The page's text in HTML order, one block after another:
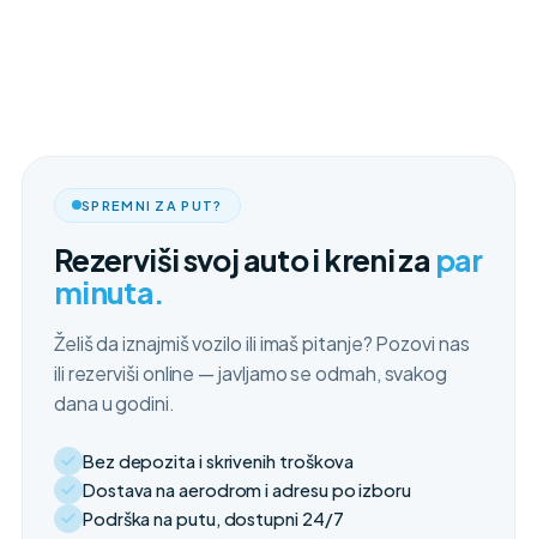
SPREMNI ZA PUT?
Rezerviši svoj auto i kreni za par
minuta.
Želiš da iznajmiš vozilo ili imaš pitanje? Pozovi nas
ili rezerviši online — javljamo se odmah, svakog
dana u godini.
Bez depozita i skrivenih troškova
Dostava na aerodrom i adresu po izboru
Podrška na putu, dostupni 24/7